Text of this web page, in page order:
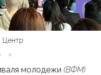
Центр
молодежи (ВФМ)